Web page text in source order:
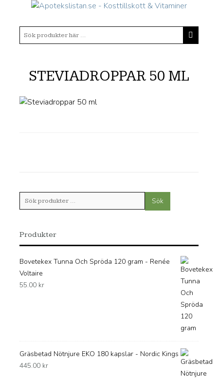
STEVIADROPPAR 50 ML
Sök
efter:
Sök
Produkter
Bovetekex Tunna Och Spröda 120 gram - Renée
Voltaire
55.00 kr
Gräsbetad Nötnjure EKO 180 kapslar - Nordic Kings
445.00 kr